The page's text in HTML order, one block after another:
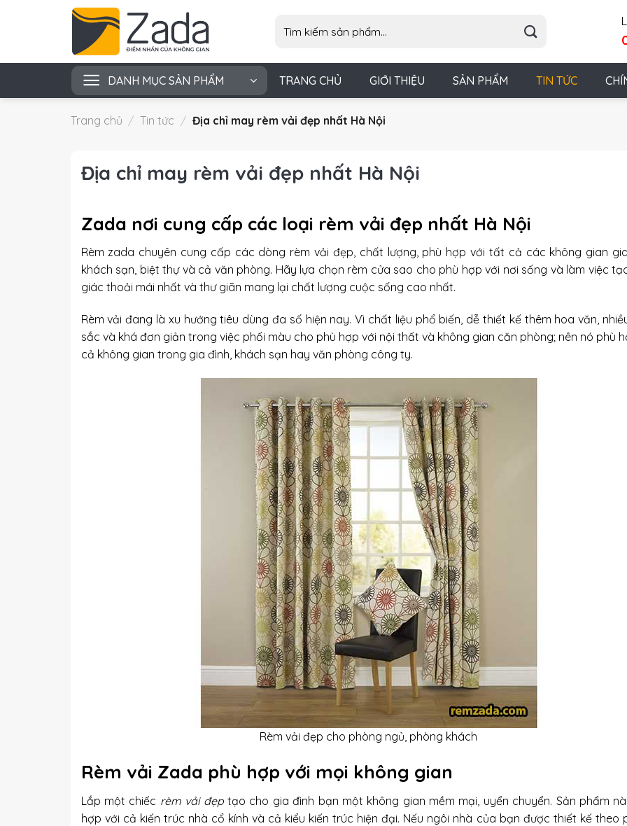
kiếm:
DANH MỤC SẢN PHẨM TRANG CHỦ GIỚI THIỆU SẢN PHẨM TIN TỨC
Trang chủ / Tin tức / Địa chỉ may rèm vải đẹp nhất Hà Nội
Địa chỉ may rèm vải đẹp nhất Hà Nội
Zada nơi cung cấp các loại rèm vải đẹp nhất Hà Nội
Rèm zada chuyên cung cấp các dòng rèm vải đẹp, chất lượng, phù hợp với tất cả các không gian
khách sạn, biệt thự và cả văn phòng. Hãy lựa chọn rèm cửa sao cho phù hợp với nơi sống và làm việc
giác thoải mái nhất và thư giãn mang lại chất lượng cuộc sống cao nhất.
Rèm vải đang là xu hướng tiêu dùng đa số hiện nay. Vì chất liệu phổ biến, dễ thiết kế thêm hoa văn,
sắc và khá đơn giản trong việc phối màu cho phù hợp với nội thất và không gian căn phòng; nên nó phù
cả không gian trong gia đình, khách sạn hay văn phòng công ty.
Rèm vải đẹp cho phòng ngủ, phòng khách
Rèm vải Zada phù hợp với mọi không gian
Lắp một chiếc rèm vải đẹptạo cho gia đình bạn một không gian mềm mại, uyển chuyển. Sản phẩm
hợp với cả kiến trúc nhà cổ kính và cả kiểu kiến trúc hiện đại. Nếu ngôi nhà của bạn được thiết kế theo